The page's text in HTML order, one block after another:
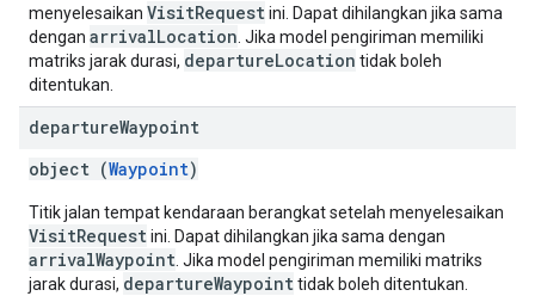
menyelesaikan VisitRequestini. Dapat dihilangkan jika sama
dengan arrivalLocation . Jika model pengiriman memiliki
matriks jarak durasi, departureLocation tidak boleh
ditentukan.
departureWaypoint
object (Waypoint)
Titik jalan tempat kendaraan berangkat setelah menyelesaikan
VisitRequestini. Dapat dihilangkan jika sama dengan
arrivalWaypoint . Jika model pengiriman memiliki matriks
jarak durasi, departureWaypointtidak boleh ditentukan.